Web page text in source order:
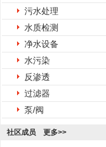
污水处理
水质检测
净水设备
水污染
反渗透
过滤器
泵/阀
社区成员 更多>>